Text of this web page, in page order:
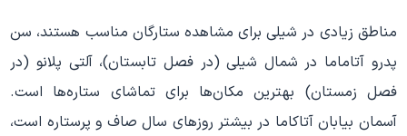
مناطق زیادی در شیلی برای مشاهده ستارگان مناسب هستند، سن
پدرو آتاماما در شمال شیلی (در فصل تابستان)، آلتی پلانو (در
فصل زمستان) بهترین مکان‌ها برای تماشای ستاره‌ها است.
آسمان بیابان آتاکاما در بیشتر روزهای سال صاف و پرستاره است،